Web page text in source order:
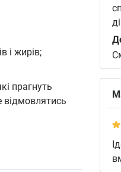
і жирів;
прагнуть
відмовлятись